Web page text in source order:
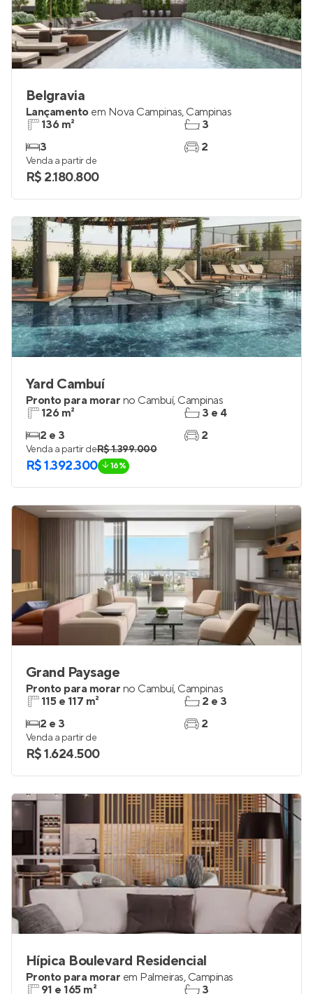
Belgravia
Lançamento em Nova Campinas, Campinas
136 m²
3
3
2
Venda a partir de
R$ 2.180.800
Yard Cambuí
Pronto para morar no Cambuí, Campinas
126 m²
2 e 3
3 e 4
2
Venda a partir deR$ 1.399.000
R$ 1.392.300 16%
Grand Paysage
Pronto para morar no Cambuí, Campinas
115 e 117 m²
2 e 3
2 e 3
2
Venda a partir de
R$ 1.624.500
Hípica Boulevard Residencial
Pronto para morar em Palmeiras, Campinas
91 e 165 m²
3